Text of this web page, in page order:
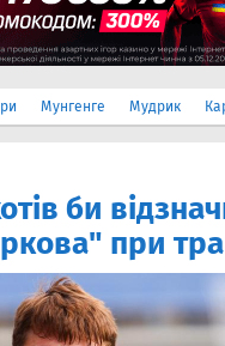
Мунгенге Мудрик
би
при